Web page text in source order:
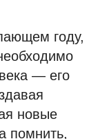
году,
— его
новые
помнить,